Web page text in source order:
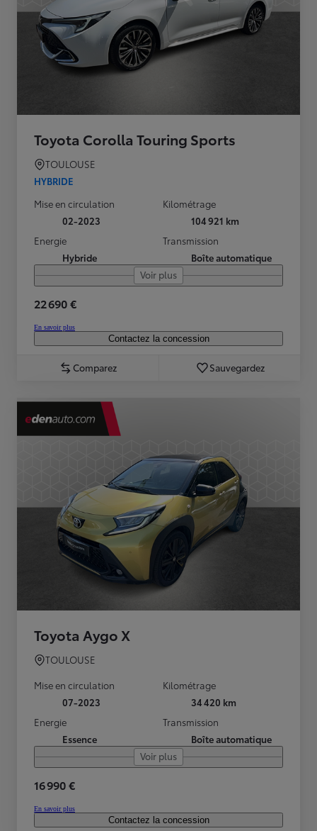
Toyota Corolla Touring Sports
TOULOUSE
HYBRIDE
Mise en circulation
02-2023
Kilométrage
104 921 km
Energie
Hybride
Transmission
Boîte automatique
Voir plus
22 690 €
En savoir plus
Contactez la concession
Comparez Sauvegardez
Toyota Aygo X
TOULOUSE
Mise en circulation
07-2023
Kilométrage
34 420 km
Energie
Essence
Transmission
Boîte automatique
Voir plus
16 990 €
En savoir plus
Contactez la concession